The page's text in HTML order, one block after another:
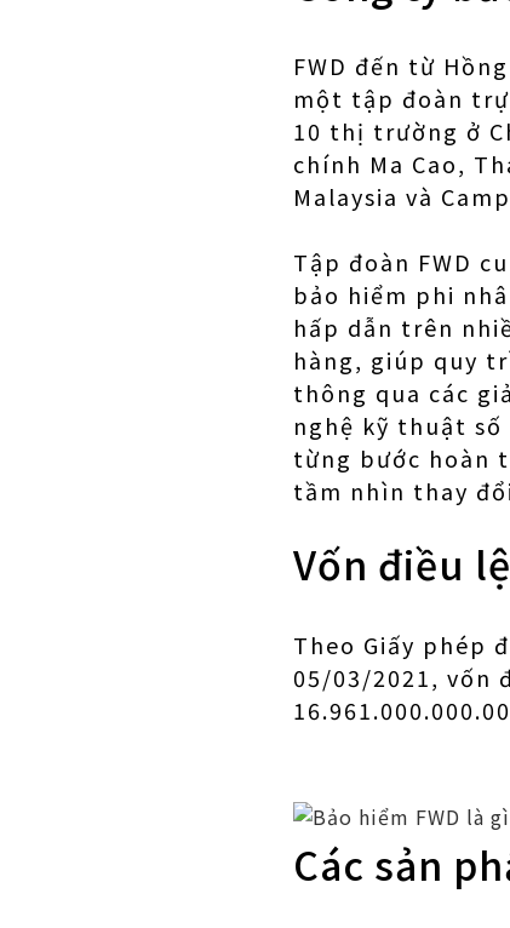
FWD đến từ
một tập đoàn
10 thị trường ở
chính Ma Cao,
Malaysia và
Tập đoàn FWD
bảo hiểm phi
hấp dẫn trên
hàng, giúp quy
thông qua các
nghệ kỹ thuật số
từng bước hoàn
tầm nhìn thay
Vốn điều
Theo Giấy phép
05/03/2021, vốn
Các sản